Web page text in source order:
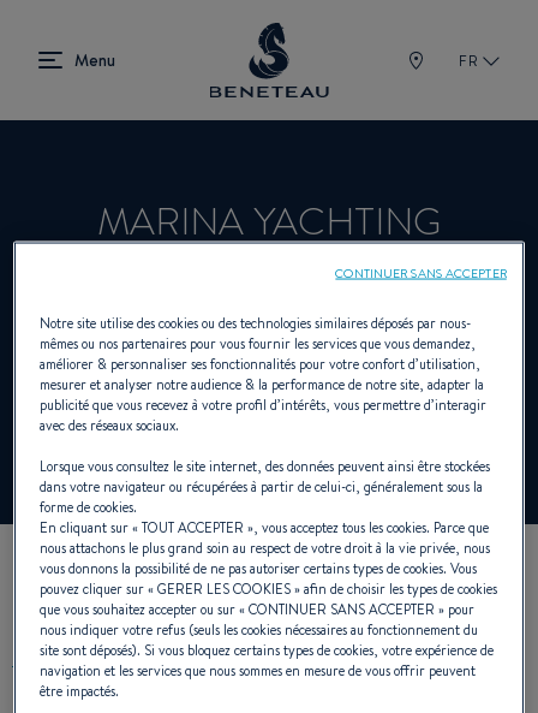
FR
MARINA YACHTING
ATLANTICO
Concessionnaire Voiliers, In-bord, Hors-
bord pour BENETEAU
NOS COORDONNÉES
Notre site utilise des cookies ou des technologies similaires déposés par nous-
mêmes ou nos partenaires pour vous fournir les services que vous demandez,
améliorer & personnaliser ses fonctionnalités pour votre confort d’utilisation,
mesurer et analyser notre audience & la performance de notre site, adapter la
publicité que vous recevez à votre profil d’intérêts, vous permettre d’interagir
avec des réseaux sociaux.
Lorsque vous consultez le site internet, des données peuvent ainsi être stockées
dans votre navigateur ou récupérées à partir de celui-ci, généralement sous la
forme de cookies.
En cliquant sur «TOUT ACCEPTER », vous acceptez tous les cookies. Parce que
nous attachons le plus grand soin au respect de votre droit à la vie privée, nous
vous donnons la possibilité de ne pas autoriser certains types de cookies. Vous
pouvez cliquer sur «GERER LES COOKIES» afin de choisir les types de cookies
que vous souhaitez accepter ou sur «CONTINUER SANS ACCEPTER » pour
nous indiquer votre refus (seuls les cookies nécessaires au fonctionnement du
site sont déposés). Si vous bloquez certains types de cookies, votre expérience de
navigation et les services que nous sommes en mesure de vous offrir peuvent
être impactés.
CONTINUER SANS ACCEPTER